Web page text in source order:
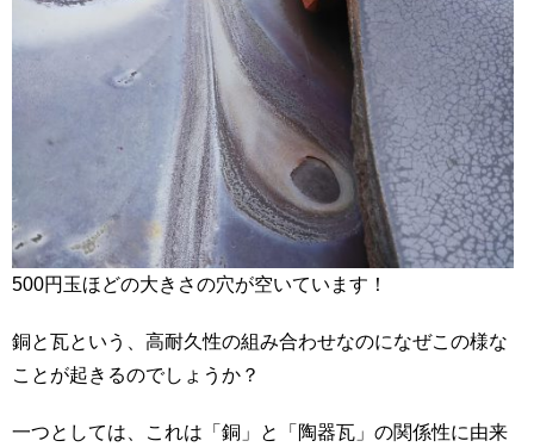
500円玉ほどの大きさの穴が空いています！
銅と瓦という、高耐久性の組み合わせなのになぜこの様な
ことが起きるのでしょうか？
一つとしては、これは「銅」と「陶器瓦」の関係性に由来